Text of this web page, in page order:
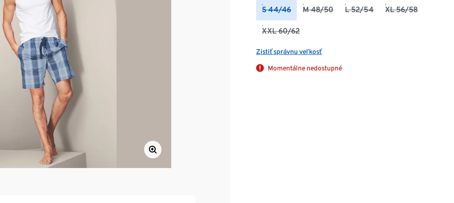
S 44/46 M 48/50 L 52/54 XL 56/58
XXL 60/62
Zistiť správnu veľkosť
Momentálne nedostupné